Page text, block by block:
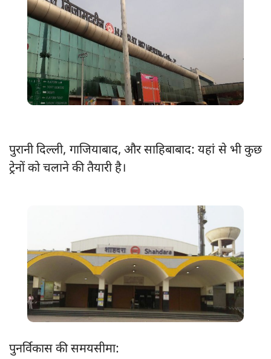
पुरानी दिल्ली, गाजियाबाद, और साहिबाबाद: यहां से भी कुछ
ट्रेनों को चलाने की तैयारी है।
पुनर्विकास की समयसीमा: